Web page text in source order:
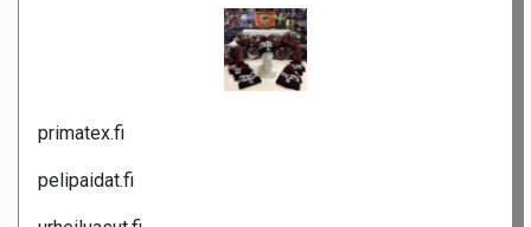
primatex.fi
pelipaidat.fi